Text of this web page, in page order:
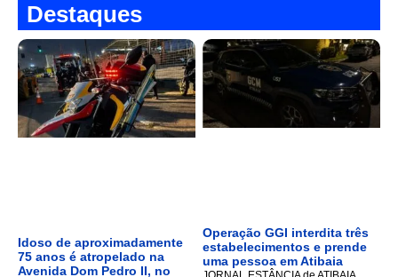
Destaques
Idoso de aproximadamente
75 anos é atropelado na
Avenida Dom Pedro II, no
Operação GGI interdita três
estabelecimentos e prende
uma pessoa em Atibaia